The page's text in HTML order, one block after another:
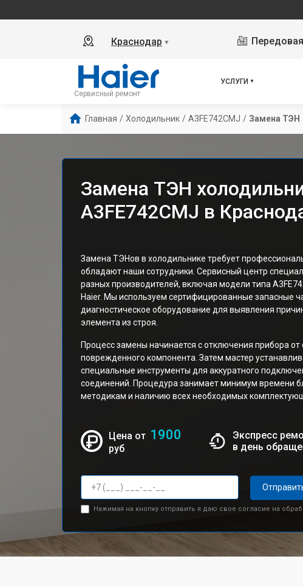
Краснодар ▼
Сервисный ремонт
УСЛУГИ
Главная / Холодильник / A3FE742CMJ / Замена ТЭН
Замена ТЭН
A3FE742CMJ в
Замена ТЭНов в холодильнике требует
обладают наши сотрудники. Сервисный центр
разных производителей, включая модели типа
Haier. Мы используем сертифицированные запасные
диагностическое оборудование для выявления
элемента из строя.
Процесс замены начинается с отключения прибора
поврежденного компонента. Затем мастер
специальные инструменты для аккуратного
соединений. Процедура занимает минимум времени
методикам и наличию всех необходимых
Цена от 1900
руб
Экспресс
в день
Нажимая на кнопку отправить я даю свое согласие на